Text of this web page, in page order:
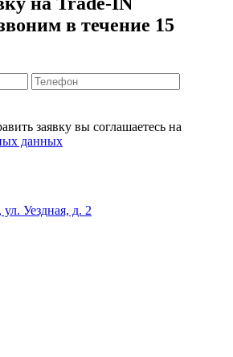
в течение 15
заявку вы соглашаетесь на
данных
Уездная, д. 2